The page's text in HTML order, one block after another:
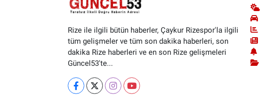
Rize ile ilgili bütün haberler, Çaykur Rizespor'la ilgili
tüm gelişmeler ve tüm son dakika haberleri, son
dakika Rize haberleri ve en son Rize gelişmeleri
Güncel53'te...